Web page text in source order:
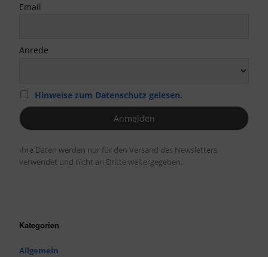
Email
Anrede
Hinweise zum Datenschutz gelesen.
Ihre Daten werden nur für den Versand des Newsletters
verwendet und nicht an Dritte weitergegeben.
Kategorien
Allgemein